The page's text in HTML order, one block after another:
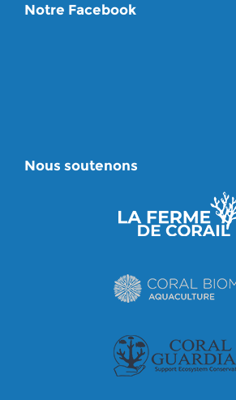
Notre Facebook
Nous soutenons